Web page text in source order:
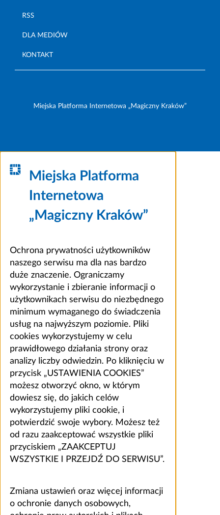
RSS
DLA MEDIÓW
KONTAKT
Miejska Platforma Internetowa „Magiczny Kraków”
Miejska Platforma
Internetowa
„Magiczny Kraków”
Ochrona prywatności użytkowników
naszego serwisu ma dla nas bardzo
duże znaczenie. Ograniczamy
wykorzystanie i zbieranie informacji o
użytkownikach serwisu do niezbędnego
minimum wymaganego do świadczenia
usług na najwyższym poziomie. Pliki
cookies wykorzystujemy w celu
prawidłowego działania strony oraz
analizy liczby odwiedzin. Po kliknięciu w
przycisk „USTAWIENIA COOKIES”
możesz otworzyć okno, w którym
dowiesz się, do jakich celów
wykorzystujemy pliki cookie, i
potwierdzić swoje wybory. Możesz też
od razu zaakceptować wszystkie pliki
przyciskiem „ZAAKCEPTUJ
WSZYSTKIE I PRZEJDŹ DO SERWISU”.
Zmiana ustawień oraz więcej informacji
o ochronie danych osobowych,